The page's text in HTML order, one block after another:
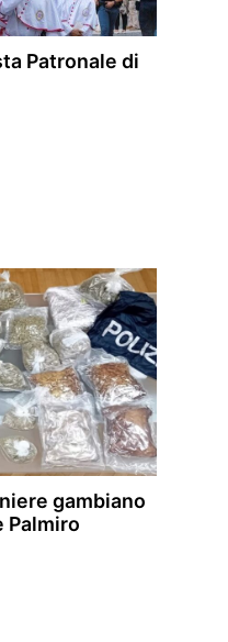
Patronale di
gambiano
Palmiro